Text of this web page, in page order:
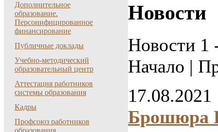
Дополнительное
образование.
Персонифицированное
финансирование
Публичные доклады
Учебно-методический
образовательный центр
Аттестация работников
системы образования
Кадры
Профсоюз работников
образования
Новости
Новости 1
Начало |
17.08.2021
Брошюра